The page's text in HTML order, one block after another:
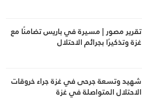
تقرير مصور | مسيرة في باريس تضامنًا مع
غزة وتذكيرًا بجرائم الاحتلال
شهيد وتسعة جرحى في غزة جراء خروقات
الاحتلال المتواصلة في غزة